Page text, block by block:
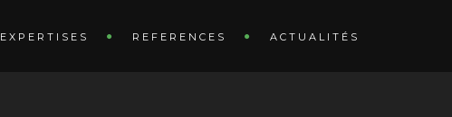
EXPERTISES REFERENCES ACTUALITÉS